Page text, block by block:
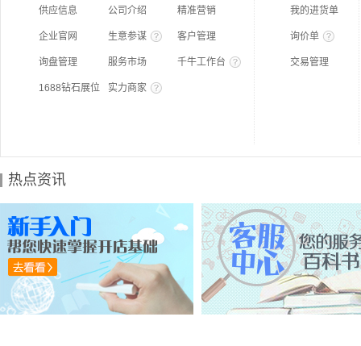
供应信息 公司介绍 精准营销
企业官网 生意参谋 客户管理
询盘管理 服务市场 千牛工作台
1688钻石展位 实力商家
我的进货单
询价单
交易管理
热点资讯